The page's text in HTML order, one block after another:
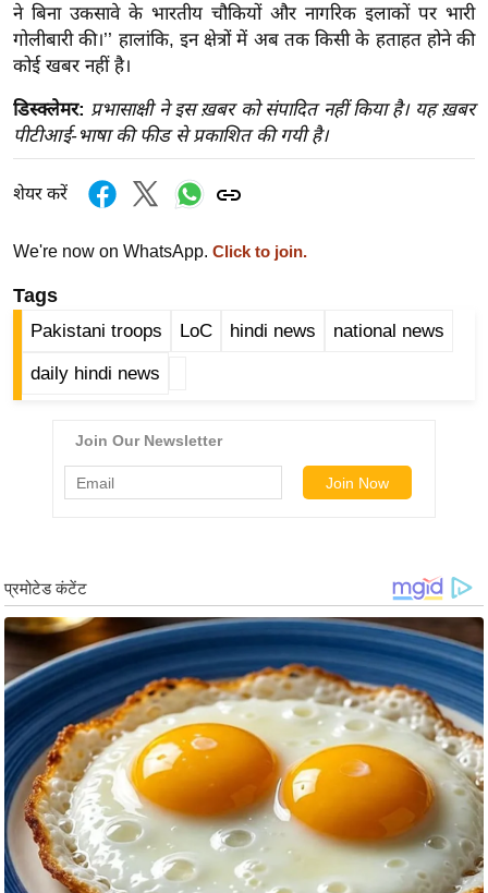
यं
ग
इं
डि
या
सा
हि
ज
त
ऑ
टो
म
नो
रं
ज
न
ज
ग
त
बॉ
ली
ने बिना उकसावे के भारतीय चौकियों और नागरिक इलाकों पर भारी
गोलीबारी की।’’ हालांकि, इन क्षेत्रों में अब तक किसी के हताहत होने की
कोई खबर नहीं है।
डिस्क्लेमर: प्रभासाक्षी ने इस ख़बर को संपादित नहीं किया है। यह ख़बर
पीटीआई-भाषा की फीड से प्रकाशित की गयी है।
शेयर करें
We're now on WhatsApp. Click to join.
Tags
Pakistani troops LoC hindi news national news
daily hindi news